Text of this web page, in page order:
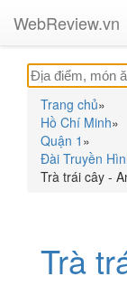
WebReview.vn
Trang chủ»
Hồ Chí Minh»
Quận 1 »
Đài Truyền
Trà trái cây -
Trà